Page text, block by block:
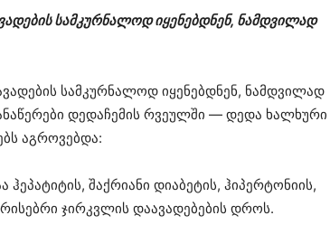
სამკურნალოდ იყენებდნენ, ნამდვილად
სამკურნალოდ იყენებდნენ, ნამდვილად
დედაჩემის რვეულში — დედა ხალხური
აგროვებდა:
შაქრიანი დიაბეტის, ჰიპერტონიის,
ჯირკვლის დაავადებების დროს.